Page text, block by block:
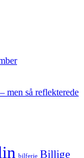
men så reflekterede
bilferie Billige